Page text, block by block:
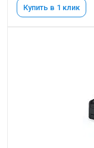
Купить в 1 клик